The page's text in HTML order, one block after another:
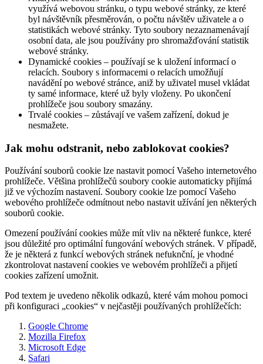
využívá webovou stránku, o typu webové stránky, ze které
byl návštěvník přesměrován, o počtu návštěv uživatele a o
statistikách webové stránky. Tyto soubory nezaznamenávají
osobní data, ale jsou používány pro shromažďování statistik
webové stránky.
Dynamické cookies – používají se k uložení informací o
relacích. Soubory s informacemi o relacích umožňují
navádění po webové stránce, aniž by uživatel musel vkládat
ty samé informace, které už byly vloženy. Po ukončení
prohlížeče jsou soubory smazány.
Trvalé cookies – zůstávají ve vašem zařízení, dokud je
nesmažete.
Jak mohu odstranit, nebo zablokovat cookies?
Používání souborů cookie lze nastavit pomocí Vašeho internetového
prohlížeče. Většina prohlížečů soubory cookie automaticky přijímá
již ve výchozím nastavení. Soubory cookie lze pomocí Vašeho
webového prohlížeče odmítnout nebo nastavit užívání jen některých
souborů cookie.
Omezení používání cookies může mít vliv na některé funkce, které
jsou důležité pro optimální fungování webových stránek. V případě,
že je některá z funkcí webových stránek nefuknční, je vhodné
zkontrolovat nastavení cookies ve webovém prohlížeči a přijetí
cookies zařízení umožnit.
Pod textem je uvedeno několik odkazů, které vám mohou pomoci
při konfiguraci „cookies“ v nejčastěji používaných prohlížečích:
Google Chrome
Mozilla Firefox
Microsoft Edge
Safari